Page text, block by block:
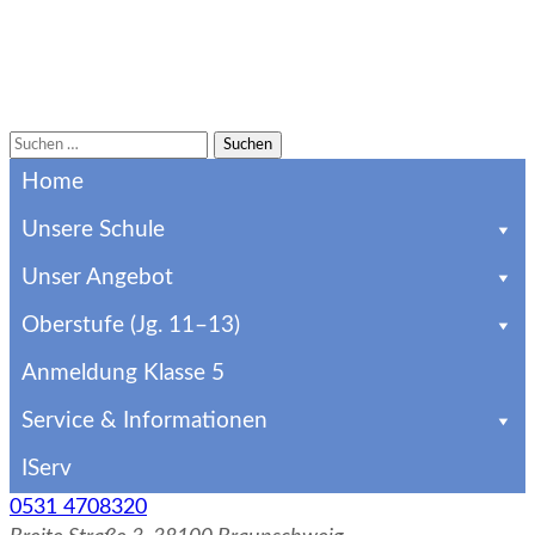
Gymnasium Martino-Katharineum
Über 600 Jahre alt und imitten der Altstadt
Braunschweigs sind wir das älteste Gymnasium der
Stadt. Infos zur Anmeldung & zum Schulalltag
Suchen
nach:
Home
Unsere Schule
Unser Angebot
Oberstufe (Jg. 11–13)
Anmeldung Klasse 5
Service & Informationen
IServ
0531 4708320